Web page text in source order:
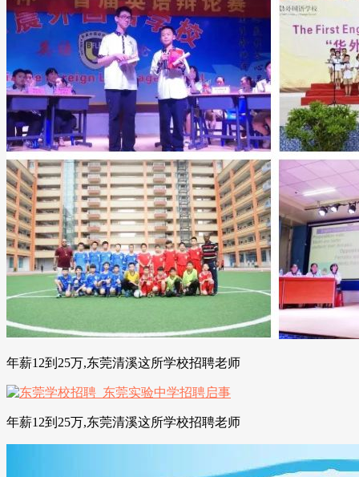
年薪12到25万,东莞清溪这所学校招聘老师
年薪12到25万,东莞清溪这所学校招聘老师